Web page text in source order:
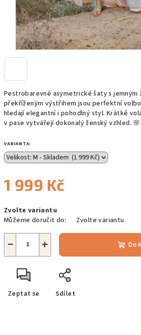
Pestrobarevné asymetrické šaty s jemným
překříženým výstřihem jsou perfektní
hledají elegantní i pohodlný styl. Krátké
v pase vytvářejí dokonalý ženský vzhled.🌸
VARIANTA:
1 999 Kč
cena:
Zvolte variantu
Můžeme doručit do:
Zvolte variantu
+
− Do
Zeptat se Sdílet